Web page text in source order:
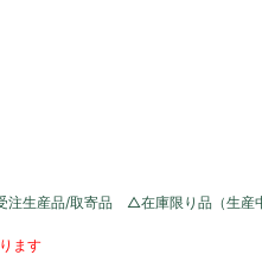
産品/取寄品 △在庫限り品（生産
ます